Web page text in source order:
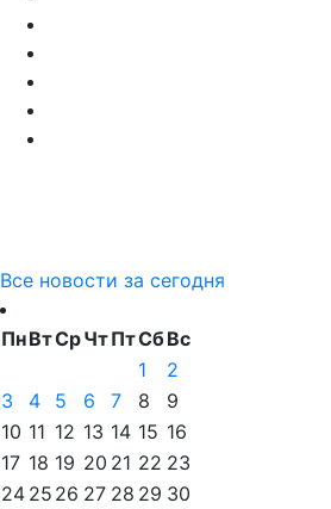
Все новости за сегодня
ПнВтСрЧтПтСбВс
1
2
3
4 5 6 7 8
9
10 11 12 13 14 15 16
17 18 19 20 21 22 23
24 25 26 27 28 29 30